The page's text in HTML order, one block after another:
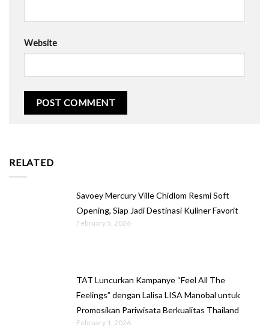
Website
RELATED
Savoey Mercury Ville Chidlom Resmi Soft
Opening, Siap Jadi Destinasi Kuliner Favorit
February 5, 2026
TAT Luncurkan Kampanye “Feel All The
Feelings” dengan Lalisa LISA Manobal untuk
Promosikan Pariwisata Berkualitas Thailand
February 1, 2026